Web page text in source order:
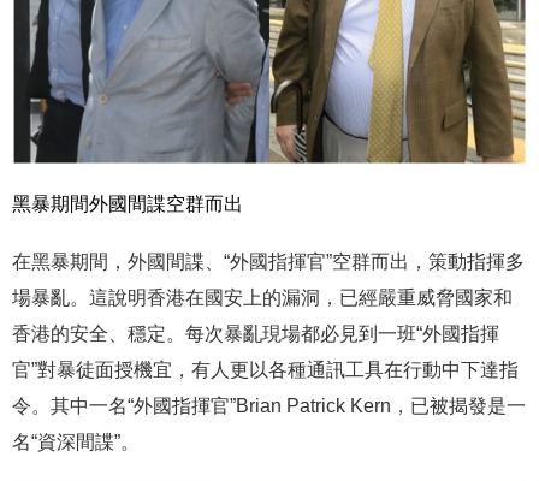
黑暴期間外國間諜空群而出
在黑暴期間，外國間諜、“外國指揮官”空群而出，策動指揮多
場暴亂。這說明香港在國安上的漏洞，已經嚴重威脅國家和
香港的安全、穩定。每次暴亂現場都必見到一班“外國指揮
官”對暴徒面授機宜，有人更以各種通訊工具在行動中下達指
令。其中一名“外國指揮官”Brian Patrick Kern，已被揭發是一
名“資深間諜”。